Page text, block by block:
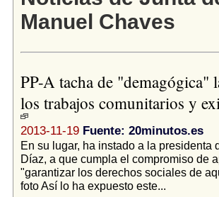
Manuel Chaves
PP-A tacha de "demagógica"
los trabajos comunitarios y
2013-11-19 Fuente: 20minutos.es
En su lugar, ha instado a la presidenta
Díaz, a que cumpla el compromiso de
"garantizar los derechos sociales de
foto Así lo ha expuesto este...